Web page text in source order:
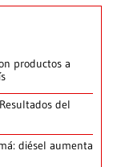
productos a
del
diésel aumenta